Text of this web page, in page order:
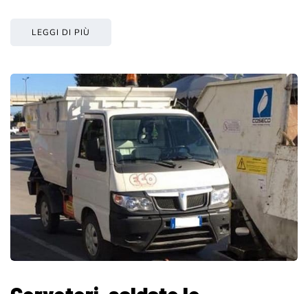
LEGGI DI PIÙ